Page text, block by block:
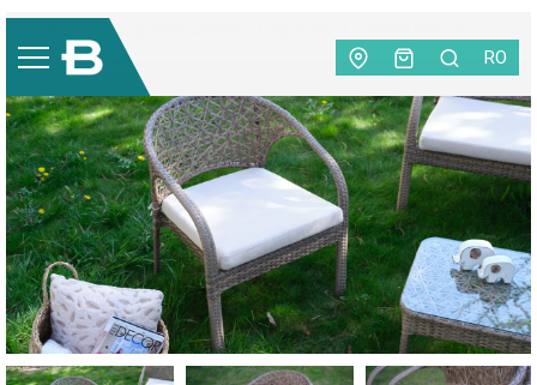
RO
Садовая мебель